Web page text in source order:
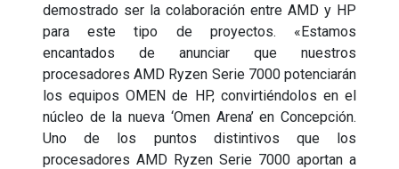
demostrado ser la colaboración entre AMD y HP
para este tipo de proyectos. «Estamos
encantados de anunciar que nuestros
procesadores AMD Ryzen Serie 7000 potenciarán
los equipos OMEN de HP, convirtiéndolos en el
núcleo de la nueva ‘Omen Arena’ en Concepción.
Uno de los puntos distintivos que los
procesadores AMD Ryzen Serie 7000 aportan a